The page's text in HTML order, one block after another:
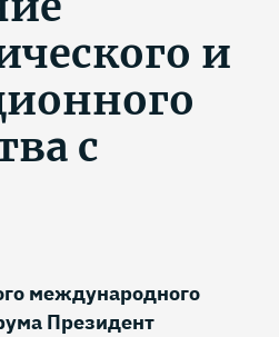
и
с
международного
Президент